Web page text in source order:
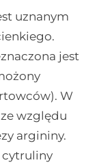
uznanym
jest
W
względu
argininy.
cytruliny